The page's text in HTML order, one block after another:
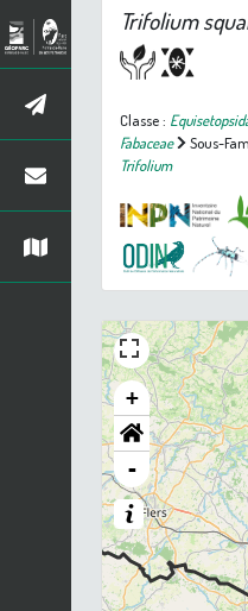
Trifolium
Classe :
Fabaceae
Sous-
Trifolium
+
-